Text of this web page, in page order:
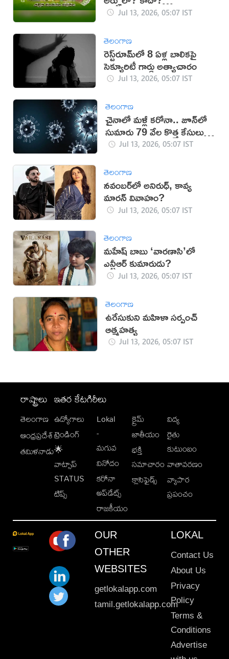
తెలుసుకోండిలా..
Jul 13, 2026, 05:07 IST
తెలంగాణ
రెస్ట్‌రూమ్‌లో 8 ఏళ్ల బాలికపై
సెక్యూరిటీ గార్డు అత్యాచారం
Jul 13, 2026, 05:07 IST
తెలంగాణ
చైనాలో మళ్లీ కరోనా.. జూన్‌లో
సుమారు 79 వేల కొత్త కేసులు
నమోదుJul 13, 2026, 05:07 IST
తెలంగాణ
నవంబర్‌లో అనిరుధ్, కావ్య
మారన్ వివాహం?
Jul 13, 2026, 05:07 IST
తెలంగాణ
మహేష్ బాబు ‘వారణాసి’లో
ఎన్టీఆర్ కుమారుడు?
Jul 13, 2026, 05:07 IST
తెలంగాణ
ఉరేసుకుని మహిళా సర్పంచ్
ఆత్మహత్య
Jul 13, 2026, 05:07 IST
రాష్ట్రాలు
తెలంగాణ
ఆంధ్రప్రదేశ్
తమిళనాడు
ఇతర కేటగిరీలు
ఉద్యోగాలు
ట్రెండింగ్
🌟
వాట్సాప్
STATUS
టిప్స్
Lokal
-
మగువ
వినోదం
కరోనా
అప్‌డేట్స్
రాజకీయం
క్రైమ్
జాతీయం
భక్తి
సమాచారం
క్లాసిఫైడ్స్
విద్య
రైతు
కుటుంబం
వాతావరణం
వ్యాపార
ప్రపంచం
OUR
OTHER
WEBSITES
getlokalapp.com
tamil.getlokalapp.com
LOKAL
Contact Us
About Us
Privacy
Policy
Terms &
Conditions
Advertise